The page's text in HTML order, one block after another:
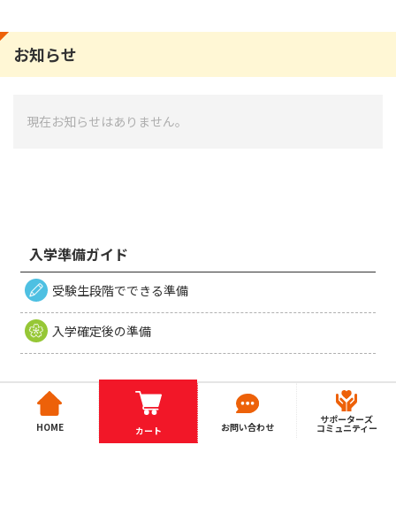
お知らせ
現在お知らせはありません。
入学準備ガイド
受験生段階でできる準備
入学確定後の準備
HOME カート お問い合わせ
サポーターズ
コミュニティー